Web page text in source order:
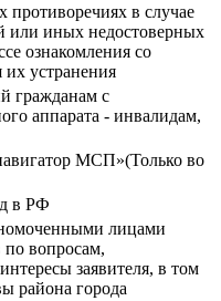
в случае
или иных недостоверных
ознакомления со
устранения
гражданам с
аппарата - инвалидам,
МСП»(Только во
в РФ
лицами
по вопросам,
заявителя, в том
района города